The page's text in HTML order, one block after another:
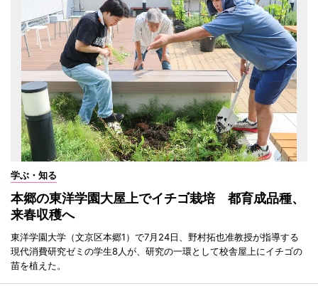
学ぶ・知る
本郷の東洋学園大屋上でイチゴ栽培 都育成品種、
来春収穫へ
東洋学園大学（文京区本郷1）で7月24日、野村拓也准教授が指導する
現代消費研究ゼミの学生8人が、研究の一環として校舎屋上にイチゴの
苗を植えた。